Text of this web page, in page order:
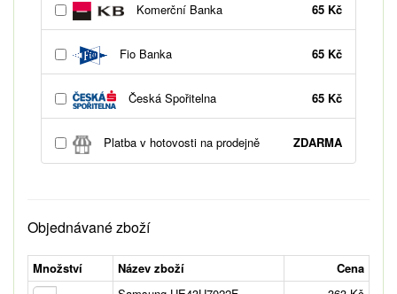
Komerční Banka 65 Kč
Fio Banka 65 Kč
Česká Spořitelna 65 Kč
Platba v hotovosti na prodejně ZDARMA
Objednávané zboží
Množství Název zboží
Cena